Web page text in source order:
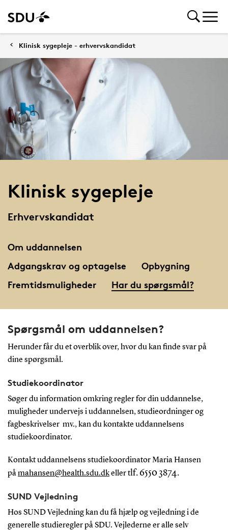
Klinisk sygepleje - erhvervskandidat
Klinisk sygepleje
Erhvervskandidat
Om uddannelsen
Adgangskrav og optagelse
Opbygning
Fremtidsmuligheder
Har du spørgsmål?
Spørgsmål om uddannelsen?
Herunder får du et overblik over, hvor du kan finde svar på
dine spørgsmål.
Studiekoordinator
Søger du information omkring regler for din uddannelse,
muligheder undervejs i uddannelsen, studieordninger og
fagbeskrivelser mv., kan du kontakte uddannelsens
studiekoordinator.
Kontakt uddannelsens studiekoordinator Maria Hansen
påmahansen@health.sdu.dkeller tlf. 6550 3874.
SUND Vejledning
Hos SUND Vejledning kan du få hjælp og vejledning i de
generelle studieregler på SDU. Vejlederne er alle selv